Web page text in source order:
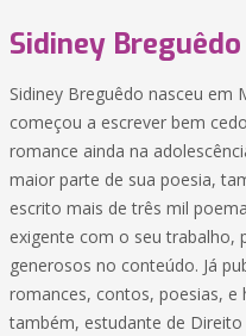
Sidiney Breguêdo
Sidiney Breguêdo nasceu em
começou a escrever bem
romance ainda na
maior parte de sua poesia,
escrito mais de três mil
exigente com o seu trabalho,
generosos no conteúdo. Já
romances, contos, poesias, e
também, estudante de Direito